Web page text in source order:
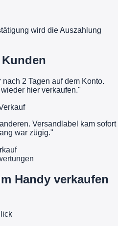
wird die Auszahlung
2 Tagen auf dem Konto.
hier verkaufen."
Versandlabel kam sofort
war zügig."
Handy verkaufen